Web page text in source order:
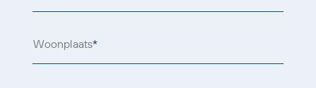
Woonplaats*